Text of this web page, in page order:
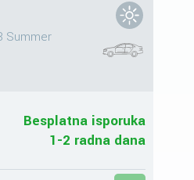
Summer
Besplatna isporuka
1-2 radna dana